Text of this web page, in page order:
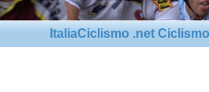
ItaliaCiclismo .net